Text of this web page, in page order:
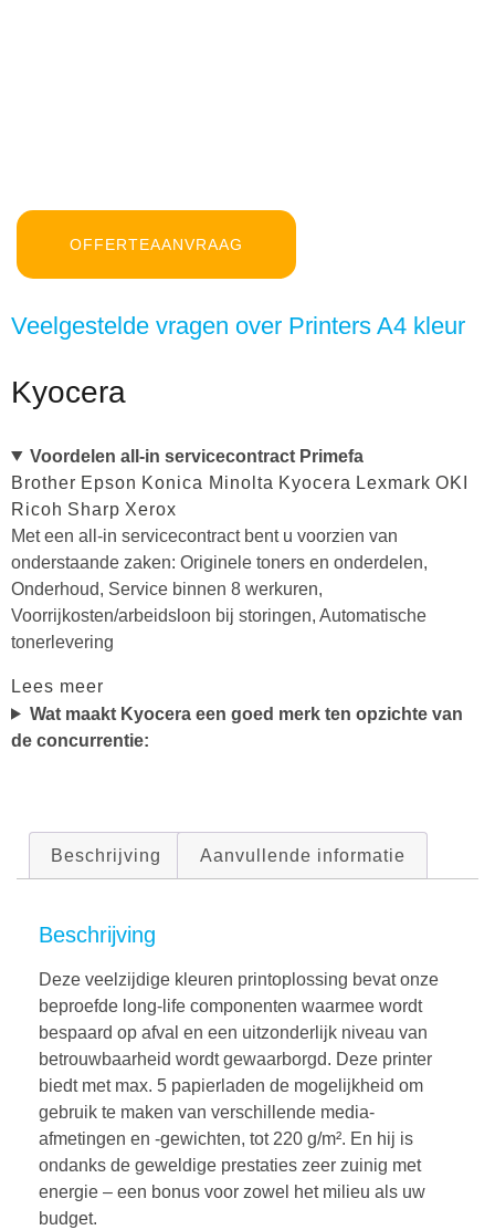
OFFERTEAANVRAAG
Veelgestelde vragen over Printers A4 kleur
Kyocera
Voordelen all-in servicecontract Primefa
Brother Epson Konica Minolta Kyocera Lexmark OKI
Ricoh Sharp Xerox
Met een all-in servicecontract bent u voorzien van
onderstaande zaken: Originele toners en onderdelen,
Onderhoud, Service binnen 8 werkuren,
Voorrijkosten/arbeidsloon bij storingen, Automatische
tonerlevering
Lees meer
Wat maakt Kyocera een goed merk ten opzichte van
de concurrentie:
Beschrijving Aanvullende informatie
Beschrijving
Deze veelzijdige kleuren printoplossing bevat onze
beproefde long-life componenten waarmee wordt
bespaard op afval en een uitzonderlijk niveau van
betrouwbaarheid wordt gewaarborgd. Deze printer
biedt met max. 5 papierladen de mogelijkheid om
gebruik te maken van verschillende media-
afmetingen en -gewichten, tot 220 g/m². En hij is
ondanks de geweldige prestaties zeer zuinig met
energie – een bonus voor zowel het milieu als uw
budget.